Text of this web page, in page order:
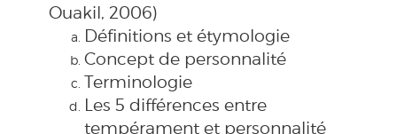
Ouakil, 2006)
Définitions et étymologie
Concept de personnalité
Terminologie
Les 5 différences entre
tempérament et personnalité